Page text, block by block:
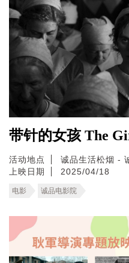
带针的女孩 The
活动地点
诚品生活松烟 -
上映日期
2025/04/18
电影 诚品电影院